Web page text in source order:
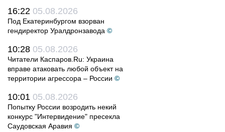
16:22 05.08.2026
Под Екатеринбургом взорван
гендиректор Уралдронзавода ©
10:28 05.08.2026
Читатели Каспаров.Ru: Украина
вправе атаковать любой объект на
территории агрессора – России ©
10:01 05.08.2026
Попытку России возродить некий
конкурс "Интервидение" пресекла
Саудовская Аравия ©